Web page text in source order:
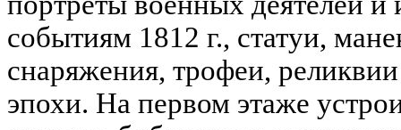
событиям 1812 г., статуи,
снаряжения, трофеи,
эпохи. На первом этаже